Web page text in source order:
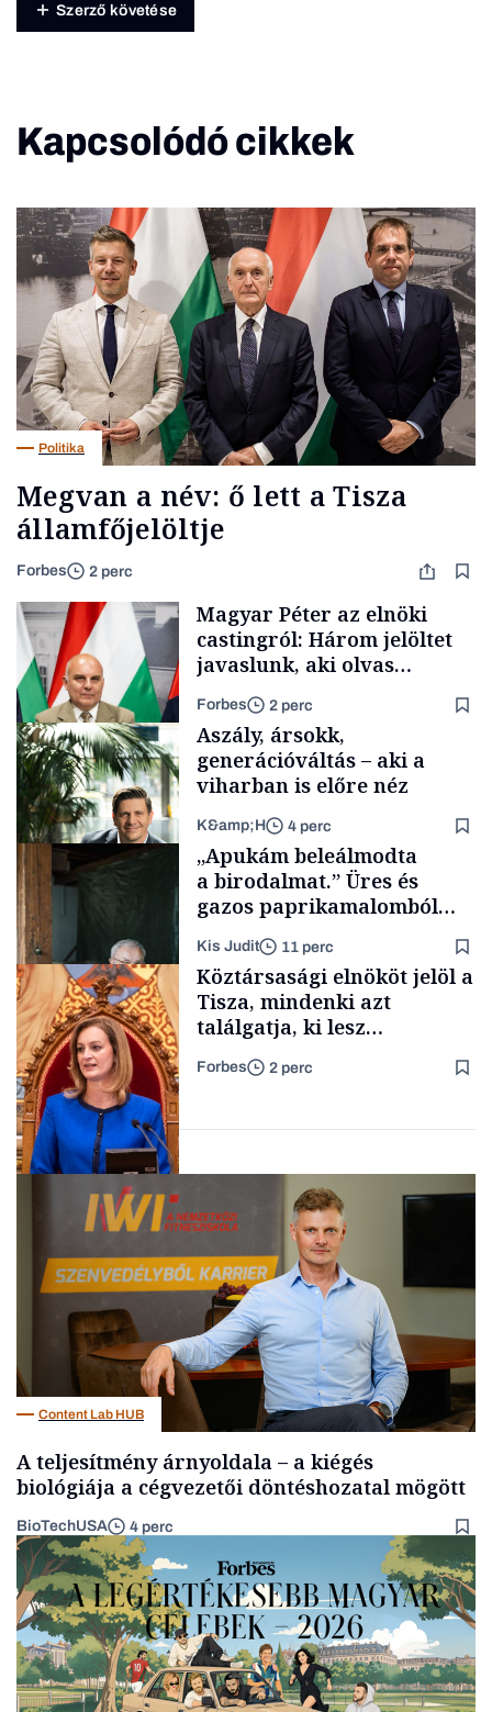
Szerző követése
Kapcsolódó cikkek
Politika
Megvan a név: ő lett a Tisza
államfőjelöltje
Forbes 2 perc
Politika
Magyar Péter az elnöki
castingról: Három jelöltet
javaslunk, aki olvas
híreket, nem fog
meglepődni
Forbes 2 perc
TÁMOGATÓI
TARTALOM
Aszály, ársokk,
generációváltás – aki a
viharban is előre néz
K&amp;H 4 perc
Családi
vállalkozások
„Apukám beleálmodta
a birodalmat.” Üres és
gazos paprikamalomból
lett az igazi családi
fűszersztori
Kis Judit 11 perc
Köztársasági elnököt jelöl a
Tisza, mindenki azt
találgatja, ki lesz
szombaton a befutó –
soroljuk az eddig felmerült
Forbes 2 perc
Content Lab HUB
A teljesítmény árnyoldala – a kiégés
biológiája a cégvezetői döntéshozatal mögött
BioTechUSA 4 perc